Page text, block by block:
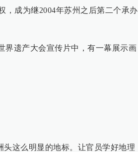
，成为继2004年苏州之后第二个承办
界遗产大会宣传片中，有一幕展示画
这么明显的地标。让官员学好地理